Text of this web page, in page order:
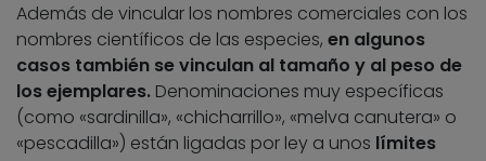
Además de vincular los nombres comerciales con los
nombres científicos de las especies, en algunos
casos también se vinculan al tamaño y al peso de
los ejemplares. Denominaciones muy específicas
(como «sardinilla», «chicharrillo», «melva canutera» o
«pescadilla») están ligadas por ley a unos límites